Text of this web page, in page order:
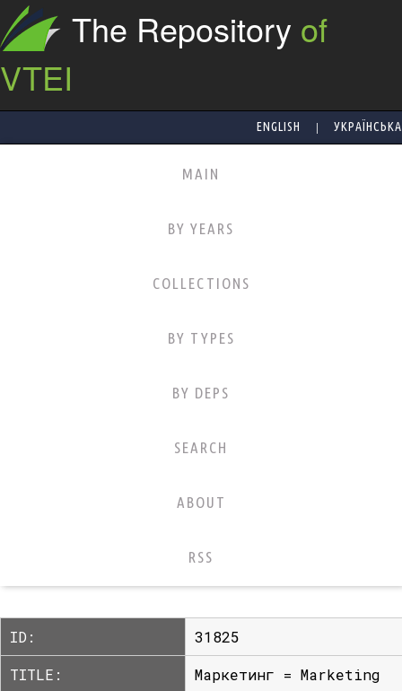
The Repository of
VTEI
ENGLISH | УКРАЇНСЬКА
MAIN
BY YEARS
COLLECTIONS
BY TYPES
BY DEPS
SEARCH
ABOUT
RSS
ID:
31825
TITLE:
Маркетинг = Мarketing